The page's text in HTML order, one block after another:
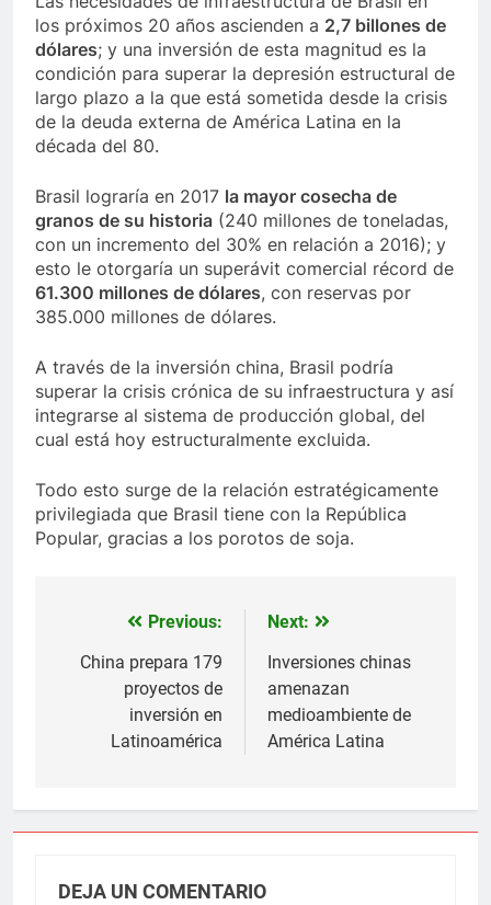
los próximos 20 años ascienden a 2,7 billones de
dólares; y una inversión de esta magnitud es la
condición para superar la depresión estructural de
largo plazo a la que está sometida desde la crisis
de la deuda externa de América Latina en la
década del 80.
Brasil lograría en 2017 la mayor cosecha de
granos de su historia (240 millones de toneladas,
con un incremento del 30% en relación a 2016); y
esto le otorgaría un superávit comercial récord de
61.300 millones de dólares, con reservas por
385.000 millones de dólares.
A través de la inversión china, Brasil podría
superar la crisis crónica de su infraestructura y así
integrarse al sistema de producción global, del
cual está hoy estructuralmente excluida.
Todo esto surge de la relación estratégicamente
privilegiada que Brasil tiene con la República
Popular, gracias a los porotos de soja.
Navegación
de
entradas
Previous:
China prepara 179
proyectos de
inversión en
Latinoamérica
Next:
Inversiones chinas
amenazan
medioambiente de
América Latina
DEJA UN COMENTARIO